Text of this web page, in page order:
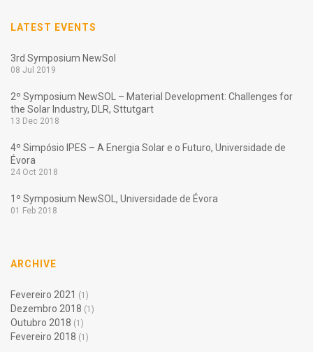
LATEST EVENTS
3rd Symposium NewSol
08 Jul 2019
2º Symposium NewSOL – Material Development: Challenges for
the Solar Industry, DLR, Sttutgart
13 Dec 2018
4º Simpósio IPES – A Energia Solar e o Futuro, Universidade de
Évora
24 Oct 2018
1º Symposium NewSOL, Universidade de Évora
01 Feb 2018
ARCHIVE
Fevereiro 2021 (1)
Dezembro 2018 (1)
Outubro 2018 (1)
Fevereiro 2018 (1)